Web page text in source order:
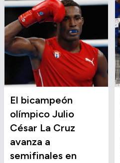
El bicampeón
olímpico Julio
César La Cruz
avanza a
semifinales en